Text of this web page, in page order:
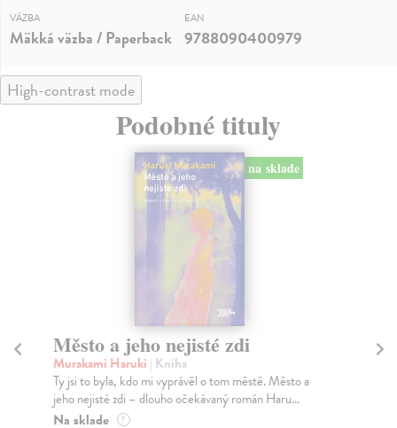
VÄZBA
Mäkká väzba / Paperback
EAN
9788090400979
High-contrast mode
Podobné tituly
na sklade
Město a jeho nejisté zdi
Murakami Haruki | Kniha
Ty jsi to byla, kdo mi vyprávěl o tom městě. Město a
jeho nejisté zdi – dlouho očekávaný román Haru...
Na sklade ?